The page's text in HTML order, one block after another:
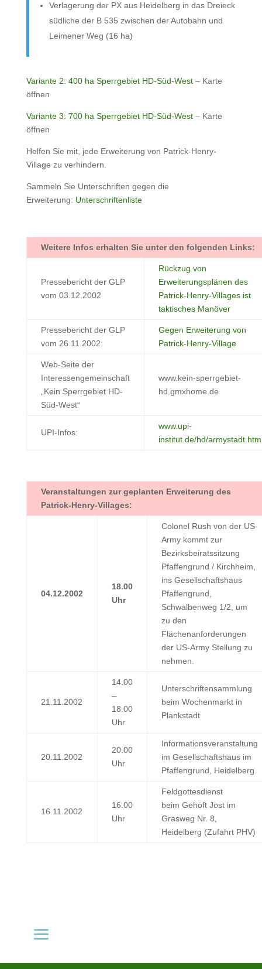
Verlagerung der PX aus Heidelberg in das Dreieck
südliche der B 535 zwischen der Autobahn und
Leimener Weg (16 ha)
Variante 2: 400 ha Sperrgebiet HD-Süd-West– Karte
öffnen
Variante 3: 700 ha Sperrgebiet HD-Süd-West – Karte
öffnen
Helfen Sie mit, jede Erweiterung von Patrick-Henry-
Village zu verhindern.
Sammeln Sie Unterschriften gegen die
Erweiterung: Unterschriftenliste
Weitere Infos erhalten Sie unter den folgenden Links:
Pressebericht der GLP
vom 03.12.2002
Rückzug von
Erweiterungsplänen des
Patrick-Henry-Villages ist
taktisches Manöver
Pressebericht der GLP
vom 26.11.2002:
Gegen Erweiterung von
Patrick-Henry-Village
Web-Seite der
Interessengemeinschaft
„Kein Sperrgebiet HD-
Süd-West“
www.kein-sperrgebiet-
hd.gmxhome.de
UPI-Infos:
www.upi-
institut.de/hd/armystadt.htm
Veranstaltungen zur geplanten Erweiterung des
Patrick-Henry-Villages:
04.12.2002
18.00
Uhr
Colonel Rush von der US-
Army kommt zur
Bezirksbeiratssitzung
Pfaffengrund / Kirchheim,
ins Gesellschaftshaus
Pfaffengrund,
Schwalbenweg 1/2, um
zu den
Flächenanforderungen
der US-Army Stellung zu
nehmen.
21.11.2002
14.00
–
18.00
Uhr
Unterschriftensammlung
beim Wochenmarkt in
Plankstadt
20.11.2002
20.00
Uhr
Informationsveranstaltung
im Gesellschaftshaus im
Pfaffengrund, Heidelberg
16.11.2002
16.00
Uhr
Feldgottesdienst
beim Gehöft Jost im
Grasweg Nr. 8,
Heidelberg (Zufahrt PHV)